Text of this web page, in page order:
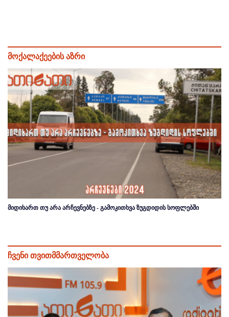
მოქალაქეების აზრი
მიდიხართ თუ არა არჩევნებზე - გამოკითხვა ზუგდიდის სოფლებში
ჩვენი თვითმმართველობა